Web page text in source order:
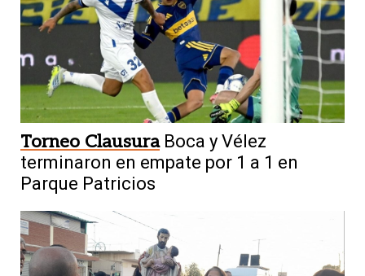
Torneo Clausura Boca y Vélez
terminaron en empate por 1 a 1 en
Parque Patricios